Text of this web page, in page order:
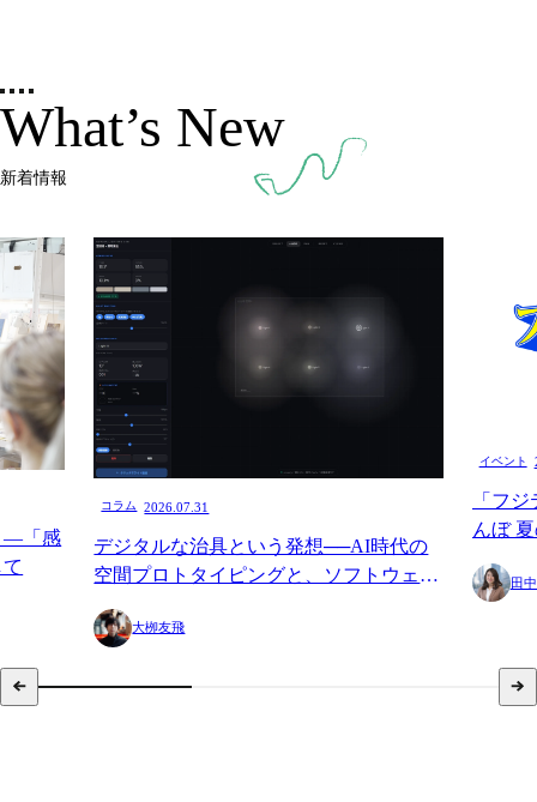
What’s New
新着情報
—「感
コラム 2026.07.31
デジタルな治具という発想──AI時代の
空間プロトタイピングと、ソフトウェア
大栁友飛
イベント
「フ
んぼ
ツを制
田